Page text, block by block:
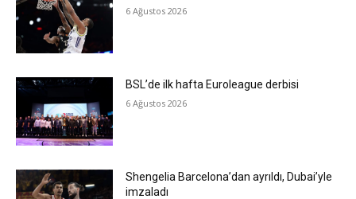
6 Ağustos 2026
BSL’de ilk hafta Euroleague derbisi
6 Ağustos 2026
Shengelia Barcelona’dan ayrıldı, Dubai’yle
imzaladı